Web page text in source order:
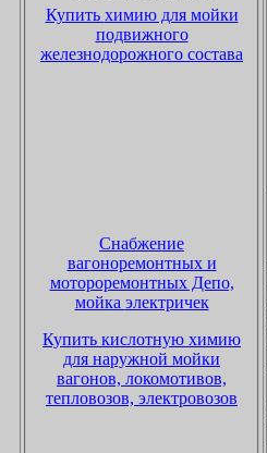
Купить химию для мойки
подвижного
железнодорожного состава
Снабжение
вагоноремонтных и
мотороремонтных Депо,
мойка электричек
Купить кислотную химию
для наружной мойки
вагонов, локомотивов,
тепловозов, электровозов